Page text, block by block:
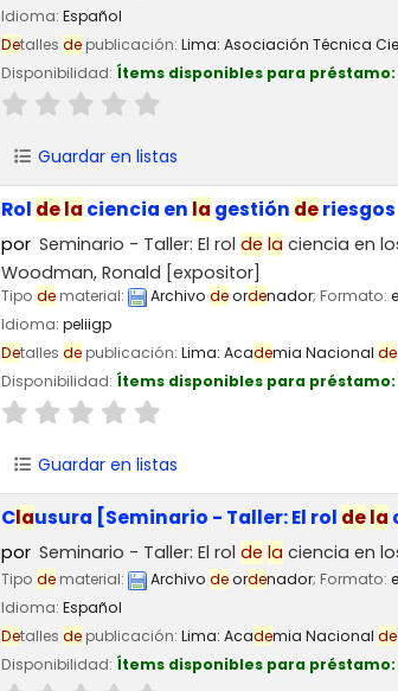
Idioma: Español
Detalles de publicación: Lima: Asociación Técnica
Disponibilidad: Ítems disponibles para préstamo:
Guardar en listas
Rol dela ciencia en la gestión deriesgos
por Seminario - Taller: El rolde la ciencia en
Woodman, Ronald [expositor]
Tipo dematerial: Archivo deordenador; Formato:
Idioma: peliigp
Detalles depublicación: Lima: Academia Nacional de
Disponibilidad: Ítems disponibles para préstamo:
Guardar en listas
Clausura [Seminario - Taller: El rol dela
por Seminario - Taller: El rolde la ciencia en
Tipo de material: Archivo deordenador; Formato:
Idioma: Español
Detalles de publicación: Lima: Academia Nacional de
Disponibilidad: Ítems disponibles para préstamo: